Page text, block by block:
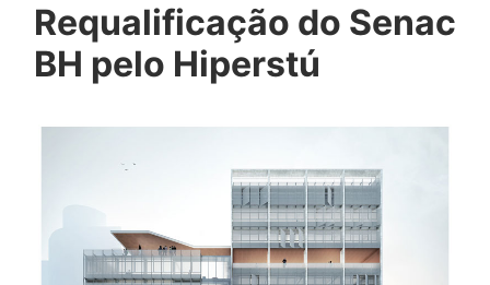
Requalificação do Senac
BH pelo Hiperstú